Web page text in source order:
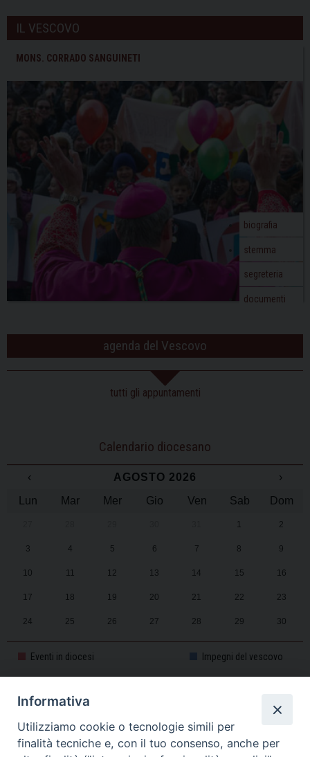
19
ottobre
la
o
s
a
t
IL VESCOVO
MONS. CORRADO SANGUINETI
biografia
stemma
segreteria
documenti
agenda del Vescovo
tutti gli appuntamenti
Calendario diocesano
‹ AGOSTO 2026
›
Lun
Mar Mer Gio Ven Sab Dom
1 2
3 4 5 6 7 8 9
10 11 12 13 14 15 16
17 18 19 20 21 22 23
24 25 26 27 28 29 30
31 1 2 3 4 5 6
Eventi in diocesi Impegni del vescovo
CALENDARIO PASTORALE 2025-2026
Informativa
Utilizziamo cookie o tecnologie simili per
finalità tecniche e, con il tuo consenso, anche per